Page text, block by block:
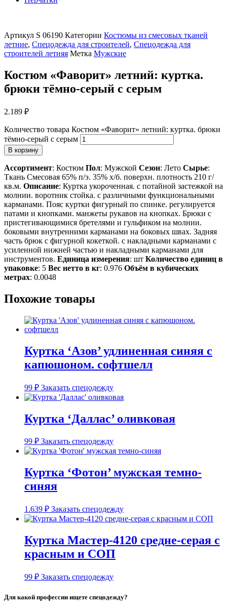
Артикул S 06190 Категории Костюмы из смесовых тканей
летние, Спецодежда для строителей, Спецодежда для
строителей летняя Метка Мужские
Костюм «Фаворит» летний: куртка.
брюки тёмно-серый с серым
2.189 ₽
Количество товара Костюм «Фаворит» летний: куртка. брюки
тёмно-серый с серым
В корзину
Ассортимент: Костюм Пол: Мужской Сезон: Лето Сырье:
Ткань Смесовая 65% п/э. 35% х/б. поверхн. плотность 210 г/
кв.м. Описание: Куртка укороченная. с потайной застежкой на
молнии. воротник стойка. с различными функциональными
карманами. Пояс куртки фигурный по спинке. регулируется
патами и кнопками. манжеты рукавов на кнопках. Брюки с
пристегивающимися бретелями и гульфиком на молнии.
боковыми внутренними карманами на боковых швах. Задняя
часть брюк с фигурной кокеткой. с накладными карманами с
усиленной нижней частью и накладными карманами для
инструментов. Единица измерения: шт Количество единиц в
упаковке: 5 Вес нетто в кг: 0.976 Объём в кубических
метрах: 0.0048
Похожие товары
Куртка ‘Азов’ удлиненная синяя с
капюшоном. софтшелл
99 ₽ Заказать спецодежду
Куртка ‘Даллас’ оливковая
99 ₽ Заказать спецодежду
Куртка ‘Фотон’ мужская темно-
синяя
1.639 ₽ Заказать спецодежду
Куртка Мастер-4120 средне-серая с
красным и СОП
99 ₽ Заказать спецодежду
Для какой профессии ищете спецодежду?